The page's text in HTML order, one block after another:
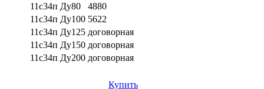
11с34п Ду80
4880
11с34п Ду100 5622
11с34п Ду125 договорная
11с34п Ду150 договорная
11с34п Ду200 договорная
Купить